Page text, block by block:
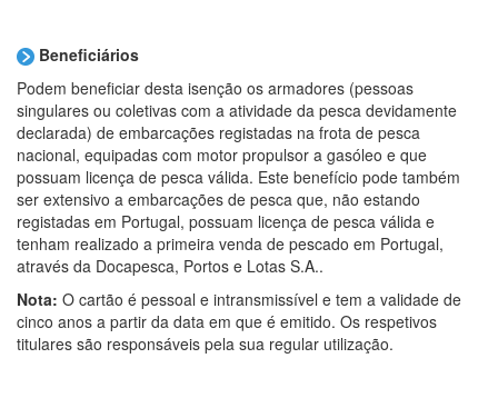
Beneficiários
Podem beneficiar desta isenção os armadores (pessoas
singulares ou coletivas com a atividade da pesca devidamente
declarada) de embarcações registadas na frota de pesca
nacional, equipadas com motor propulsor a gasóleo e que
possuam licença de pesca válida. Este benefício pode também
ser extensivo a embarcações de pesca que, não estando
registadas em Portugal, possuam licença de pesca válida e
tenham realizado a primeira venda de pescado em Portugal,
através da Docapesca, Portos e Lotas S.A..
Nota: O cartão é pessoal e intransmissível e tem a validade de
cinco anos a partir da data em que é emitido. Os respetivos
titulares são responsáveis pela sua regular utilização.